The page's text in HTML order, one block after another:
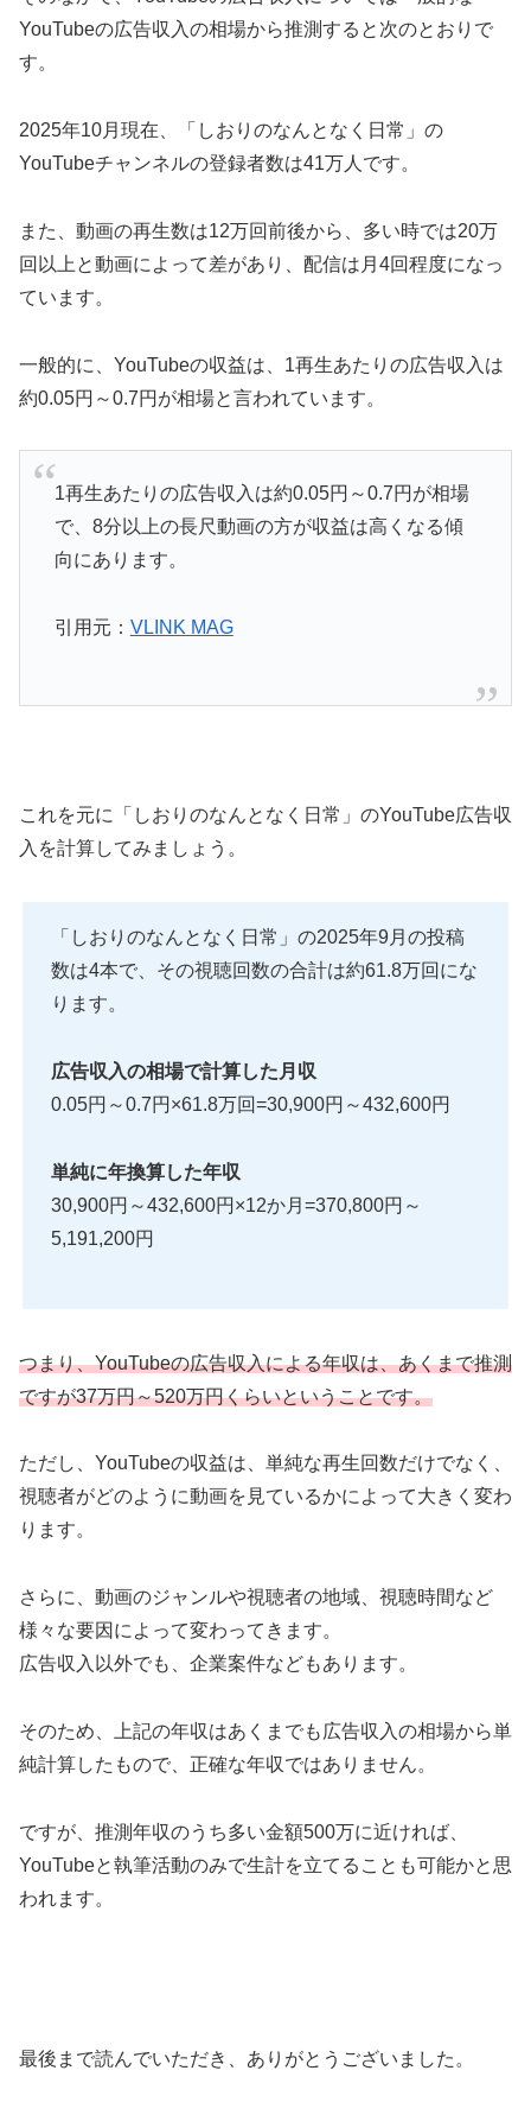
YouTubeの広告収入の相場から推測すると次のとおりで
す。
2025年10月現在、「しおりのなんとなく日常」の
YouTubeチャンネルの登録者数は41万人です。
また、動画の再生数は12万回前後から、多い時では20万
回以上と動画によって差があり、配信は月4回程度になっ
ています。
一般的に、YouTubeの収益は、1再生あたりの広告収入は
約0.05円～0.7円が相場と言われています。
1再生あたりの広告収入は約0.05円～0.7円が相場
で、8分以上の長尺動画の方が収益は高くなる傾
向にあります。
引用元： VLINK MAG
これを元に「しおりのなんとなく日常」のYouTube広告収
入を計算してみましょう。
「しおりのなんとなく日常」の2025年9月の投稿
数は4本で、その視聴回数の合計は約61.8万回にな
ります。
広告収入の相場で計算した月収
0.05円～0.7円×61.8万回=30,900円～432,600円
単純に年換算した年収
30,900円～432,600円×12か月=370,800円～
5,191,200円
つまり、YouTubeの広告収入による年収は、あくまで推測
ですが37万円～520万円くらいということです。
ただし、YouTubeの収益は、単純な再生回数だけでなく、
視聴者がどのように動画を見ているかによって大きく変わ
ります。
さらに、動画のジャンルや視聴者の地域、視聴時間など
様々な要因によって変わってきます。
広告収入以外でも、企業案件などもあります。
そのため、上記の年収はあくまでも広告収入の相場から単
純計算したもので、正確な年収ではありません。
ですが、推測年収のうち多い金額500万に近ければ、
YouTubeと執筆活動のみで生計を立てることも可能かと思
われます。
最後まで読んでいただき、ありがとうございました。